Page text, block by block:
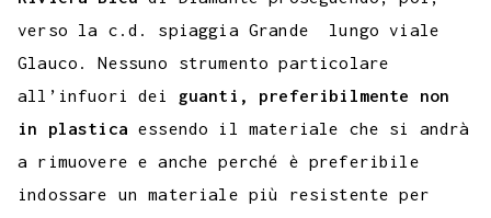
verso la c.d. spiaggia Grande lungo viale
Glauco. Nessuno strumento particolare
all’infuori dei guanti, preferibilmente non
in plastica essendo il materiale che si andrà
a rimuovere e anche perché è preferibile
indossare un materiale più resistente per